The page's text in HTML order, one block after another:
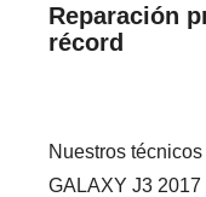
Reparación
récord
Nuestros
GALAXY J3